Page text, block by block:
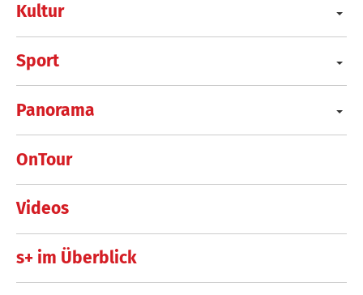
Kultur
Sport
Panorama
OnTour
Videos
s+ im Überblick